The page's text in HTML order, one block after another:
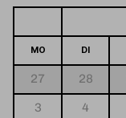
MO DI
27 28
3
4